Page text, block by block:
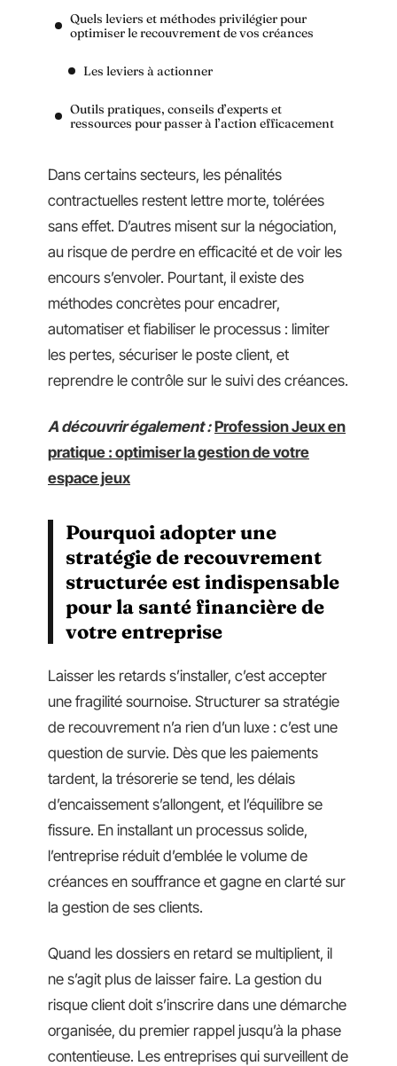
Quels leviers et méthodes privilégier pour
optimiser le recouvrement de vos créances
Les leviers à actionner
Outils pratiques, conseils d’experts et
ressources pour passer à l’action efficacement
Dans certains secteurs, les pénalités
contractuelles restent lettre morte, tolérées
sans effet. D’autres misent sur la négociation,
au risque de perdre en efficacité et de voir les
encours s’envoler. Pourtant, il existe des
méthodes concrètes pour encadrer,
automatiser et fiabiliser le processus : limiter
les pertes, sécuriser le poste client, et
reprendre le contrôle sur le suivi des créances.
A découvrir également : Profession Jeux en
pratique : optimiser la gestion de votre
espace jeux
Pourquoi adopter une
stratégie de recouvrement
structurée est indispensable
pour la santé financière de
votre entreprise
Laisser les retards s’installer, c’est accepter
une fragilité sournoise. Structurer sa stratégie
de recouvrement n’a rien d’un luxe : c’est une
question de survie. Dès que les paiements
tardent, la trésorerie se tend, les délais
d’encaissement s’allongent, et l’équilibre se
fissure. En installant un processus solide,
l’entreprise réduit d’emblée le volume de
créances en souffrance et gagne en clarté sur
la gestion de ses clients.
Quand les dossiers en retard se multiplient, il
ne s’agit plus de laisser faire. La gestion du
risque client doit s’inscrire dans une démarche
organisée, du premier rappel jusqu’à la phase
contentieuse. Les entreprises qui surveillent de